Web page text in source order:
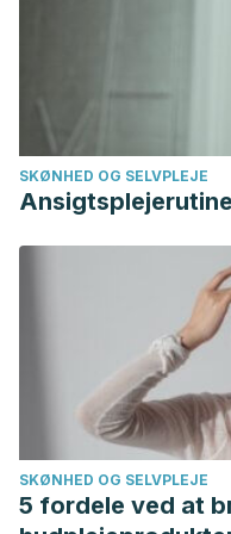
SKØNHED OG SELVPLEJE
SKØNHED OG SELVPLEJE
5 fordele ved at